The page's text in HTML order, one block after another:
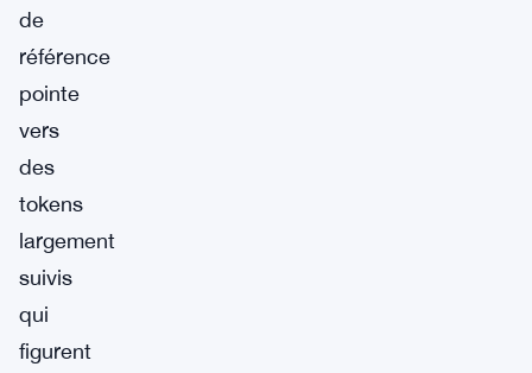
de
référence
pointe
vers
des
tokens
largement
suivis
qui
figurent